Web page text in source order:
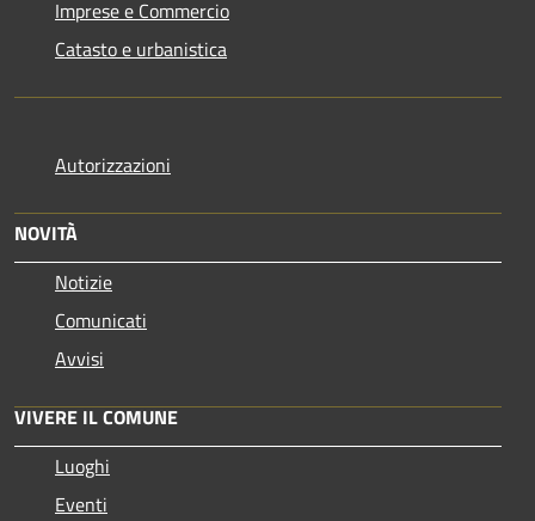
Imprese e Commercio
Catasto e urbanistica
Autorizzazioni
NOVITÀ
Notizie
Comunicati
Avvisi
VIVERE IL COMUNE
Luoghi
Eventi